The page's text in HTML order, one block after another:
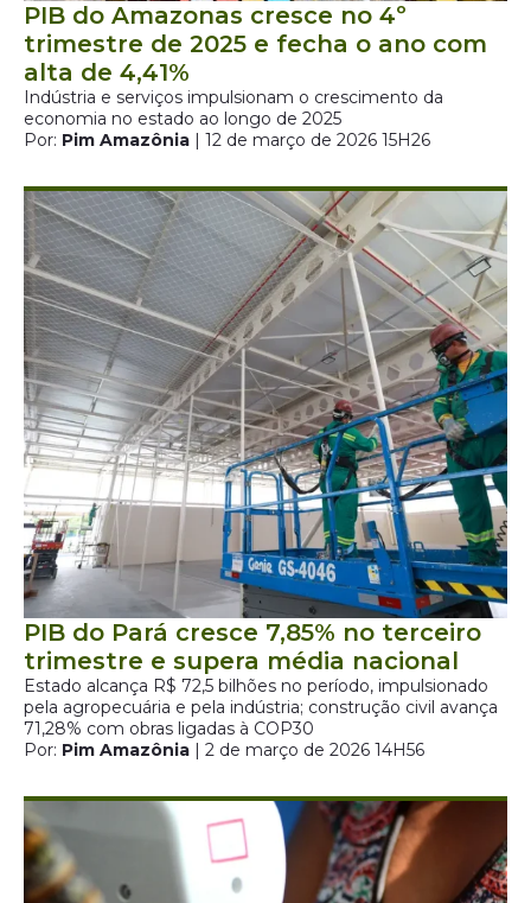
PIB do Amazonas cresce no 4º
trimestre de 2025 e fecha o ano com
alta de 4,41%
Indústria e serviços impulsionam o crescimento da
economia no estado ao longo de 2025
Por: Pim Amazônia | 12 de março de 2026 15H26
PIB do Pará cresce 7,85% no terceiro
trimestre e supera média nacional
Estado alcança R$ 72,5 bilhões no período, impulsionado
pela agropecuária e pela indústria; construção civil avança
71,28% com obras ligadas à COP30
Por: Pim Amazônia | 2 de março de 2026 14H56